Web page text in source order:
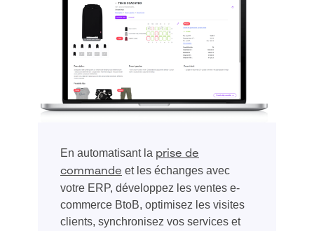
En automatisant la prise de
commande et les échanges avec
votre ERP, développez les ventes e-
commerce BtoB, optimisez les visites
clients, synchronisez vos services et